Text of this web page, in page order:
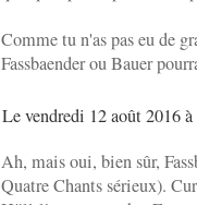
Comme tu n'as pas eu de
Fassbaender ou Bauer
Le vendredi 12 août 2016
Ah, mais oui, bien sûr,
Quatre Chants sérieux).